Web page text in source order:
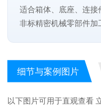
适合箱体、底座、连
非标精密机械零部件加
细节与案例图片
以下图片可用于直观查看